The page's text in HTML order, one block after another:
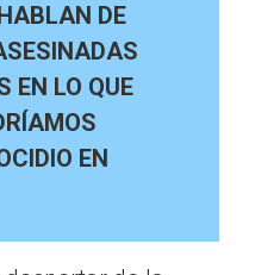
DE
EN LO QUE
EN